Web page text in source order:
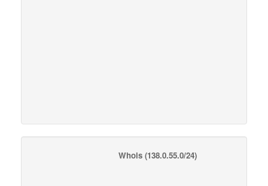
Whois (138.0.55.0/24)